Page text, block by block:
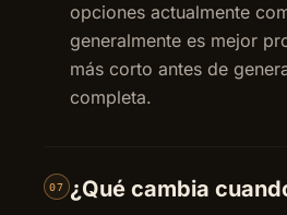
opciones actualmente
generalmente es mejor
más corto antes de
completa.
07 ¿Qué cambia